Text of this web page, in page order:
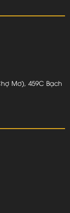
Mơ), 459C Bạch